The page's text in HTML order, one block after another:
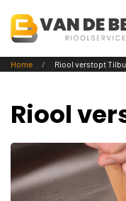
Terug naar
Home Riool verstopt
Riool